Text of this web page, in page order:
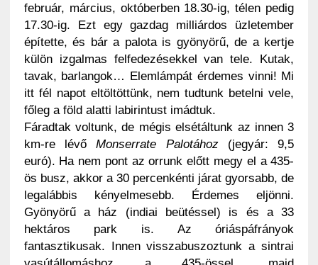
február, március, októberben 18.30-ig, télen pedig
17.30-ig. Ezt egy gazdag milliárdos üzletember
építette, és bár a palota is gyönyörű, de a kertje
külön izgalmas felfedezésekkel van tele. Kutak,
tavak, barlangok… Elemlámpát érdemes vinni! Mi
itt fél napot eltöltöttünk, nem tudtunk betelni vele,
főleg a föld alatti labirintust imádtuk.
Fáradtak voltunk, de mégis elsétáltunk az innen 3
km-re lévőMonserrate Palotához(jegyár: 9,5
euró). Ha nem pont az orrunk előtt megy el a 435-
ös busz, akkor a 30 percenkénti járat gyorsabb, de
legalábbis kényelmesebb. Érdemes eljönni.
Gyönyörű a ház (indiai beütéssel) is és a 33
hektáros park is. Az óriáspáfrányok
fantasztikusak. Innen visszabuszoztunk a sintrai